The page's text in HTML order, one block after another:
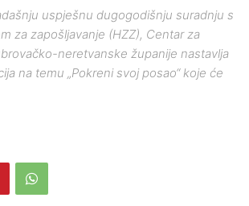
uspješnu dugogodišnju suradnju s
za zapošljavanje (HZZ), Centar za
neretvanske županije nastavlja
na temu „Pokreni svoj posao“ koje će